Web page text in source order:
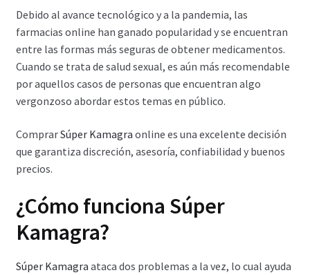
Debido al avance tecnológico y a la pandemia, las
farmacias online han ganado popularidad y se encuentran
entre las formas más seguras de obtener medicamentos.
Cuando se trata de salud sexual, es aún más recomendable
por aquellos casos de personas que encuentran algo
vergonzoso abordar estos temas en público.
ComprarSúper Kamagra online es una excelente decisión
que garantiza discreción, asesoría, confiabilidad y buenos
precios.
¿Cómo funciona Súper
Kamagra?
Súper Kamagra ataca dos problemas a la vez, lo cual ayuda